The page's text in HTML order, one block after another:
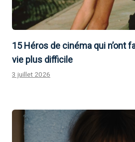
15 Héros de cinéma qui n’ont
vie plus difficile
3 juillet 2026